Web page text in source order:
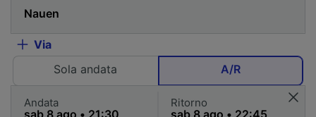
Via
Sola andata
A/R
Andata Ritorno